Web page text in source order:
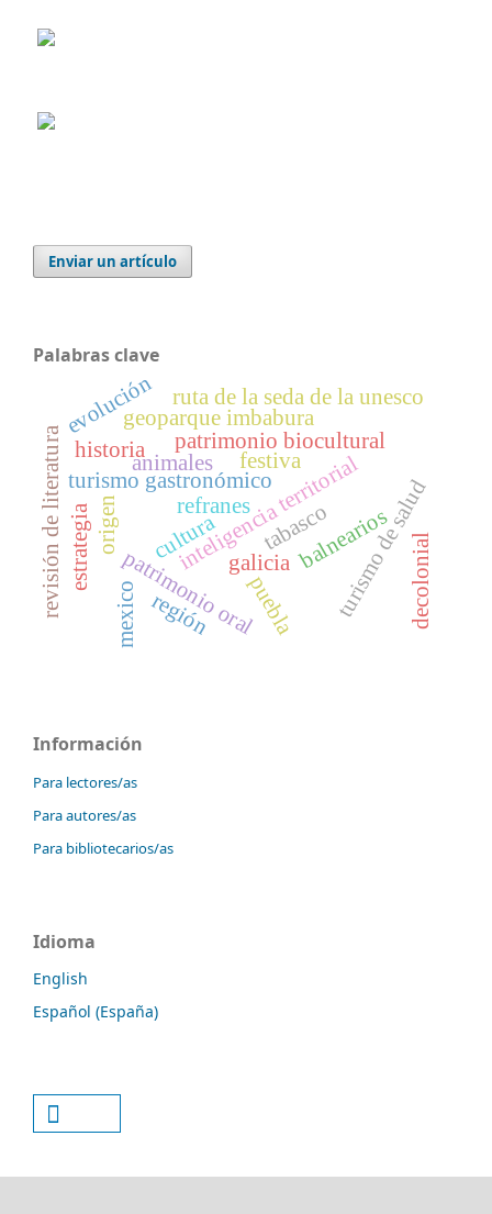
Enviar un artículo
Palabras clave
inteligencia territorial
turismo gastronómico
patrimonio biocultural
patrimonio oral
cultura balnearios
turismo de salud
galicia
revisión de literatura
geoparque imbabura
puebla
mexico
evolución
origen
ruta de la seda de la unesco
estrategia refranes
animales
decolonial
historia
región
festiva
tabasco
Información
Para lectores/as
Para autores/as
Para bibliotecarios/as
Idioma
English
Español (España)